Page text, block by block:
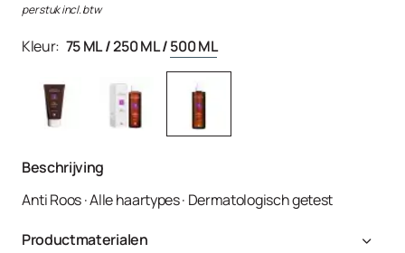
per stuk incl. btw
Kleur: 75 ML/250 ML/500 ML
Beschrijving
Anti Roos · Alle haartypes · Dermatologisch getest
Productmaterialen